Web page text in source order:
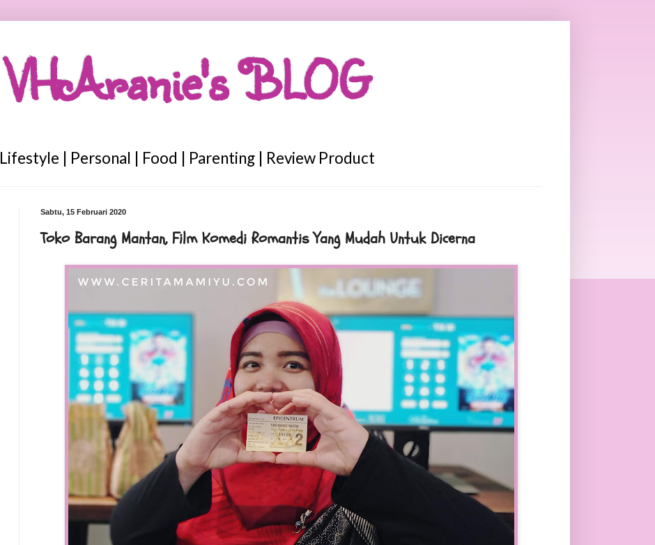
VHAranie's BLOG
Lifestyle | Personal | Food | Parenting | Review Product
Sabtu, 15 Februari 2020
Toko Barang Mantan, Film Komedi Romantis Yang Mudah Untuk Dicerna